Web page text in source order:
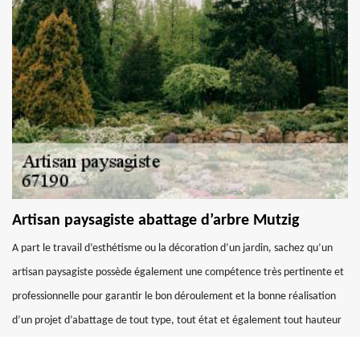
Artisan paysagiste abattage d’arbre Mutzig
A part le travail d’esthétisme ou la décoration d’un jardin, sachez qu’un
artisan paysagiste possède également une compétence très pertinente et
professionnelle pour garantir le bon déroulement et la bonne réalisation
d’un projet d’abattage de tout type, tout état et également tout hauteur